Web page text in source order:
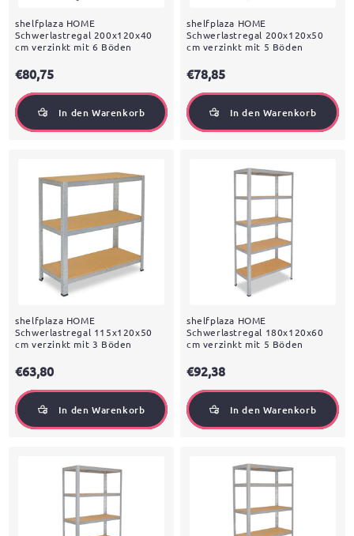
shelfplaza HOME
Schwerlastregal 200x120x40
cm verzinkt mit 6 Böden
€80,75
In den Warenkorb
shelfplaza HOME
Schwerlastregal 200x120x50
cm verzinkt mit 5 Böden
€78,85
In den Warenkorb
shelfplaza HOME
Schwerlastregal 115x120x50
cm verzinkt mit 3 Böden
€63,80
In den Warenkorb
shelfplaza HOME
Schwerlastregal 180x120x60
cm verzinkt mit 5 Böden
€92,38
In den Warenkorb